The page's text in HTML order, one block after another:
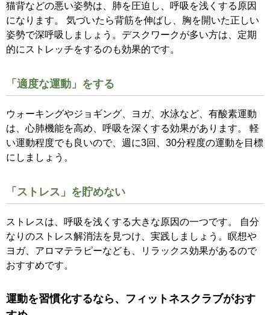
猫背などの悪い姿勢は、肺を圧迫し、呼吸を浅くする原因
になります。 気づいたら背筋を伸ばし、胸を開いた正しい
姿勢で深呼吸しましょう。デスクワークが多い方は、定期
的にストレッチをするのも効果的です。
「適度な運動」をする
ウォーキングやジョギング、ヨガ、水泳など、有酸素運動
は、心肺機能を高め、呼吸を深くする効果があります。 軽
い運動程度でも良いので、週に3回、30分程度の運動を目標
にしましょう。
「ストレス」を貯めない
ストレスは、呼吸を浅くする大きな原因の一つです。 自分
なりのストレス解消法を見つけ、実践しましょう。瞑想や
ヨガ、アロマテラピーなども、リラックス効果があるので
おすすめです。
運動を習慣化するなら、フィットネスクラブがおす